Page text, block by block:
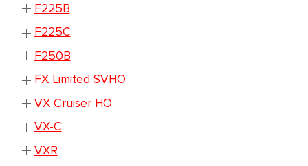
F225B
F225C
F250B
FX Limited SVHO
VX Cruiser HO
VX-C
VXR